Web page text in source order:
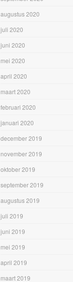
augustus 2020
juli 2020
juni 2020
mei 2020
april 2020
maart 2020
februari 2020
januari 2020
december 2019
november 2019
oktober 2019
september 2019
augustus 2019
juli 2019
juni 2019
mei 2019
april 2019
maart 2019